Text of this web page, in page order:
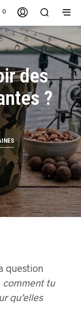
0
des
?
question
comment tu
qu’elles